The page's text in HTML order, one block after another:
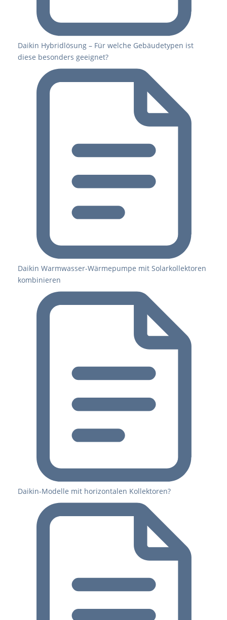
Daikin Hybridlösung – Für welche Gebäudetypen ist
diese besonders geeignet?
Daikin Warmwasser-Wärmepumpe mit Solarkollektoren
kombinieren
Daikin-Modelle mit horizontalen Kollektoren?